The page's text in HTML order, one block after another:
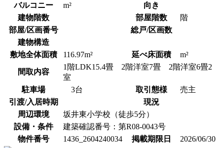
バルコニー m²
向き
建物階数
部屋階数
階
部屋/区画番号
総戸/区画数
建物構造
敷地全体面積
116.97m² 延べ床面積 m²
間取内容
1階LDK15.4畳 2階洋室7畳 2階洋室6畳2
室
駐車場
3台 取引態様
売主
引渡/入居時期
現況
周辺環境
坂井東小学校（徒歩5分）
設備・条件
建築確認番号：第R08-0043号
物件番号
1436_2604240034 掲載期限日 2026/06/30